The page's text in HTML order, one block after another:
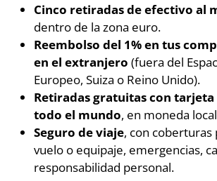
Cinco retiradas de efectivo al
dentro de la zona euro.
Reembolso del 1% en tus
en el extranjero (fuera del
Europeo, Suiza o Reino Unido).
Retiradas gratuitas con tarjeta
todo el mundo, en moneda
Seguro de viaje, con
vuelo o equipaje, emergencias,
responsabilidad personal.